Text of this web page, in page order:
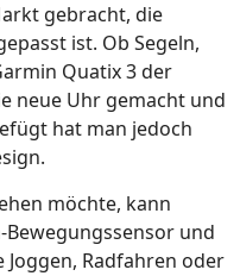
gebracht, die
ist. Ob Segeln,
Quatix 3 der
neue Uhr gemacht und
hat man jedoch
möchte, kann
Bewegungssensor und
Radfahren oder